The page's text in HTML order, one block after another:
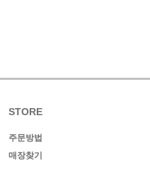
STORE
주문방법
매장찾기